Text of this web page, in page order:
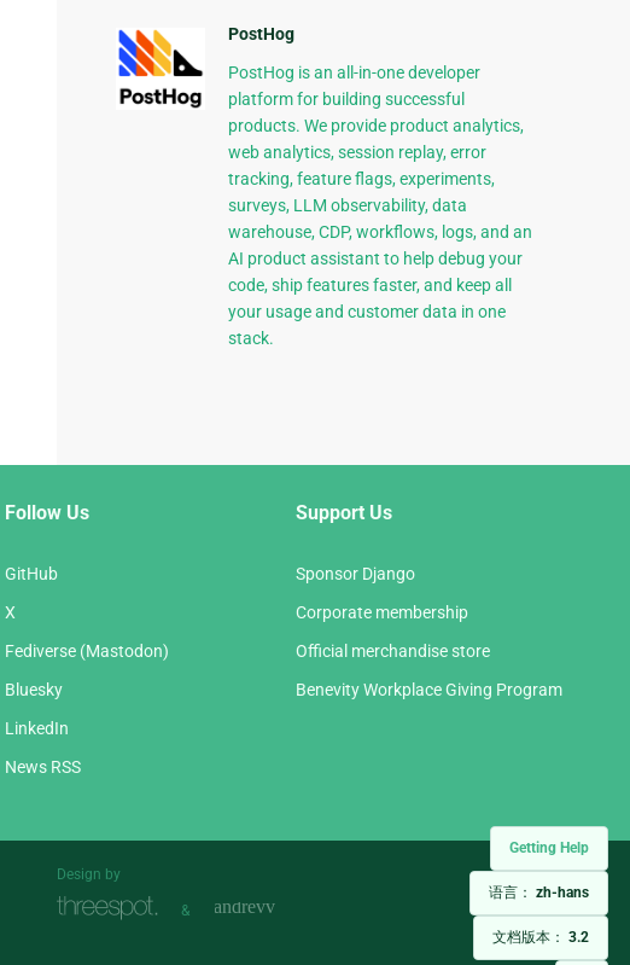
Getting Help
语言： zh-hans
文档版本： 3.2
PostHog
PostHog is an all-in-one developer
platform for building successful
products. We provide product analytics,
web analytics, session replay, error
tracking, feature flags, experiments,
surveys, LLM observability, data
warehouse, CDP, workflows, logs, and an
AI product assistant to help debug your
code, ship features faster, and keep all
your usage and customer data in one
stack.
Follow Us
GitHub
X
Fediverse (Mastodon)
Bluesky
LinkedIn
News RSS
Support Us
Sponsor Django
Corporate membership
Official merchandise store
Benevity Workplace Giving Program
Design by
&